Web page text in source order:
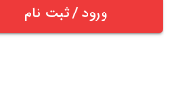
ورود / ثبت نام